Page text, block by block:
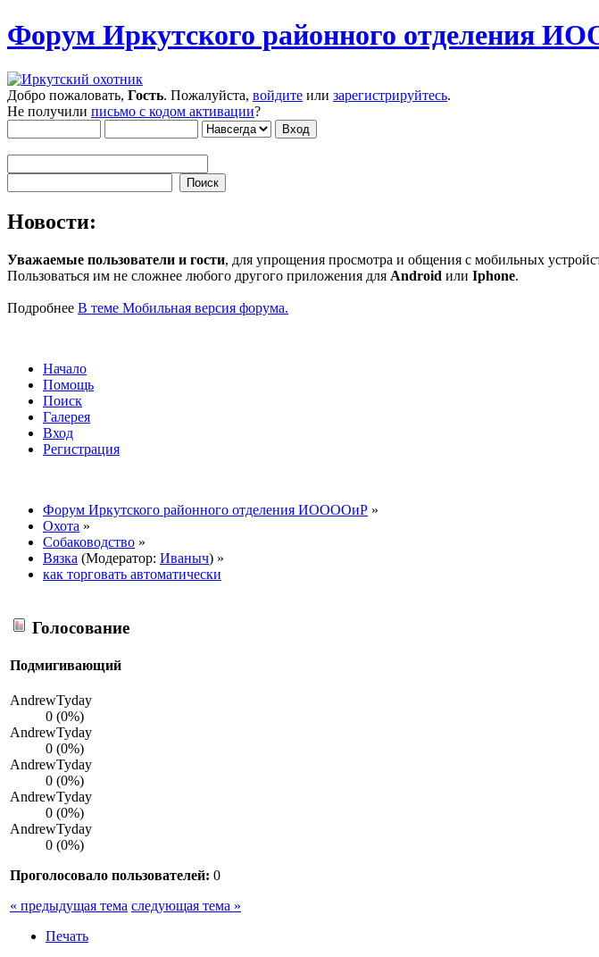
Форум Иркутского районного отделения
Добро пожаловать, Гость. Пожалуйста, войдите или зарегистрируйтесь.
Не получили письмо с кодом активации?
Новости:
Уважаемые пользователи и гости, для упрощения просмотра и общения с мобильных
Пользоваться им не сложнее любого другого приложения для Android или Iphone.
Подробнее В теме Мобильная версия форума.
Начало
Помощь
Поиск
Галерея
Вход
Регистрация
Форум Иркутского районного отделения ИООООиР »
Охота »
Собаководство »
Вязка (Модератор: Иваныч) »
как торговать автоматически
Голосование
Подмигивающий
AndrewTyday
0 (0%)
AndrewTyday
0 (0%)
AndrewTyday
0 (0%)
AndrewTyday
0 (0%)
AndrewTyday
0 (0%)
Проголосовало пользователей: 0
« предыдущая тема следующая тема »
Печать